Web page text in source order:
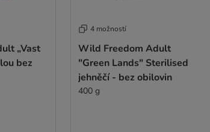
„Vast
bez
4 možností
Wild Freedom Adult
"Green Lands" Sterilised
jehněčí - bez obilovin
400 g